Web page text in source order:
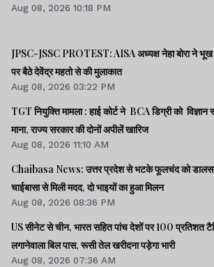
Aug 08, 2026 10:18 PM
JPSC-JSSC PROTEST: AISA अध्यक्ष नेहा बोरा ने
पर बैठे देवेंद्र महतो से की मुलाकात
Aug 08, 2026 03:22 PM
TGT नियुक्ति मामला : हाई कोर्ट ने BCA डिग्री को विज्ञान
माना, राज्य सरकार की दोनों अपीलें खारिज
Aug 08, 2026 11:10 AM
Chaibasa News: उत्तर प्रदेश से भटके फूलचंद को
चाईबासा से मिली मदद, दो भाइयों का हुआ मिलन
Aug 08, 2026 08:36 PM
US सीनेट से चीन, भारत सहित पांच देशों पर 100 प्रतिशत
लगानेवाला बिल पास, रूसी तेल खरीदना पड़ेगा भारी
Aug 08, 2026 07:36 AM